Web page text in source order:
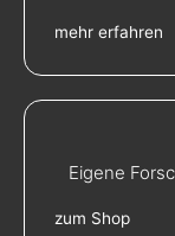
mehr erfahren
Eigene
zum Shop